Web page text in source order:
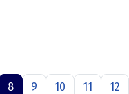
8 9 10 11 12